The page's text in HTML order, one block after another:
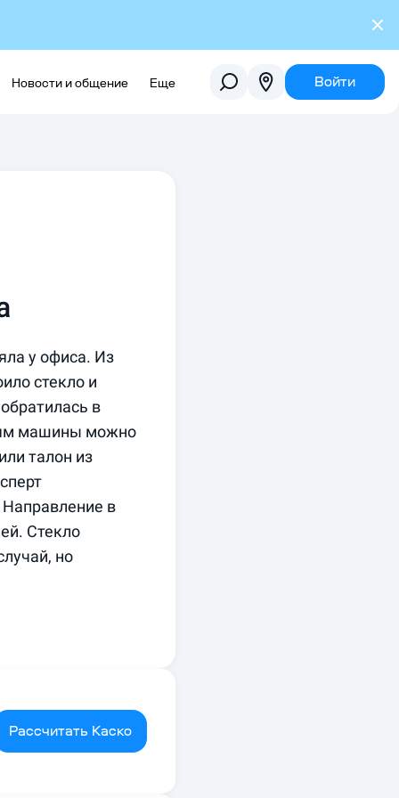
Новости и общение Еще Войти
у офиса. Из
стекло и
в
машины можно
талон из
в
Стекло
но
Рассчитать Каско